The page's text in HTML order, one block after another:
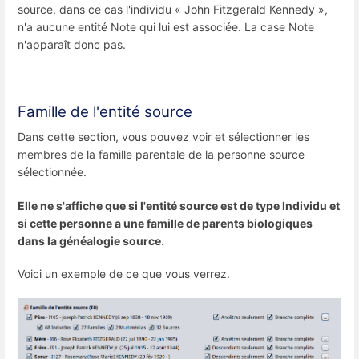
source, dans ce cas l'individu « John Fitzgerald Kennedy »,
n'a aucune entité Note qui lui est associée. La case Note
n'apparaît donc pas.
Famille de l'entité source
Dans cette section, vous pouvez voir et sélectionner les
membres de la famille parentale de la personne source
sélectionnée.
Elle ne s'affiche que si l'entité source est de type Individu et
si cette personne a une famille de parents biologiques
dans la généalogie source.
Voici un exemple de ce que vous verrez.